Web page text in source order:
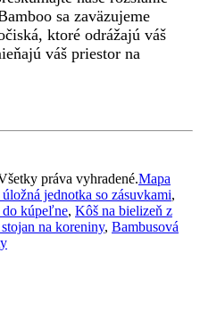
sa zaväzujeme
ktoré odrážajú váš
váš priestor na
práva vyhradené.Mapa
jednotka so zásuvkami,
do kúpeľne, Kôš na bielizeň z
na koreniny, Bambusová